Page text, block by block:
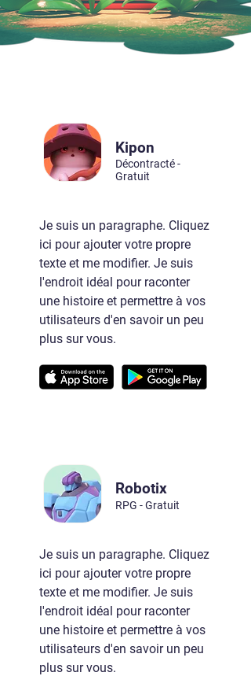
Kipon
Décontracté -
Gratuit
Je suis un paragraphe. Cliquez
ici pour ajouter votre propre
texte et me modifier. Je suis
l'endroit idéal pour raconter
une histoire et permettre à vos
utilisateurs d'en savoir un peu
plus sur vous.
Robotix
RPG - Gratuit
Je suis un paragraphe. Cliquez
ici pour ajouter votre propre
texte et me modifier. Je suis
l'endroit idéal pour raconter
une histoire et permettre à vos
utilisateurs d'en savoir un peu
plus sur vous.